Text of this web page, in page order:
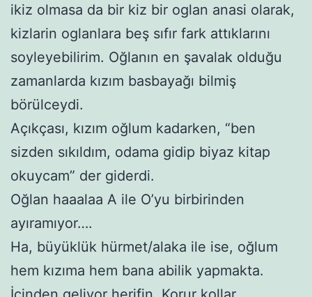
ikiz olmasa da bir kiz bir oglan anasi olarak,
kizlarin oglanlara beş sıfır fark attıklarını
soyleyebilirim. Oğlanın en şavalak olduğu
zamanlarda kızım basbayağı bilmiş
börülceydi.
Açıkçası, kızım oğlum kadarken, “ben
sizden sıkıldım, odama gidip biyaz kitap
okuycam” der giderdi.
Oğlan haaalaa A ile O’yu birbirinden
ayıramıyor….
Ha, büyüklük hürmet/alaka ile ise, oğlum
hem kızıma hem bana abilik yapmakta.